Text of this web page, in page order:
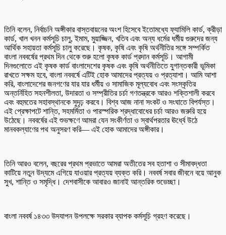
তিনি বলেন, নির্বাচনি অঙ্গীকার বাস্তবায়নের অংশ হিসেবে ইতোমধ্যে ফ্যামিলি কার্ড, ক্রীড়া
কার্ড, খাল খনন কর্মসূচি চালু, ইমাম, মুয়াজ্জিন, খতিব এবং অন্য ধর্মের ধর্মীয় গুরুদের জন্য
আর্থিক সহায়তা কর্মসূচি চালু করেছে। কৃষক, কৃষি এবং কৃষি অর্থনীতির সঙ্গে সম্পর্কিত
বাংলা নববর্ষের প্রথম দিন থেকে শুরু হলো কৃষক কার্ড প্রদান কর্মসূচি। আগামী
দিনগুলোতে এই কৃষক কার্ড বাংলাদেশের কৃষক এবং কৃষি অর্থনীতিতে যুগান্তকারী ভূমিকা
রাখতে সক্ষম হবে, বাংলা নববর্ষে এটিই হোক আমাদের প্রত্যয় ও প্রত্যাশা। আমি আশা
করি, বাংলাদেশের জনগণের যার যার ধর্মীয় ও সামাজিক মূল্যবোধ এবং সংস্কৃতির
অন্তর্নিহিত সহনশীলতা, উদারতা ও সম্প্রীতির চর্চা গণতন্ত্রকে আরও শক্তিশালী করবে
এবং বহুমতের সহাবস্থানকে সুদৃঢ় করবে। বিশ্ব আজ নানা সংকট ও সংঘাতে বিপর্যস্ত।
এই প্রেক্ষাপটে শান্তি, সহমর্মিতা ও পারস্পরিক শ্রদ্ধাবোধের চর্চা আরও জরুরি হয়ে
উঠেছে। নববর্ষের এই শুভক্ষণে আমরা যেন সংকীর্ণতা ও স্বার্থপরতার ঊর্ধ্বে উঠে
মানবকল্যাণের পথ অনুসরণ করি— এই হোক আমাদের অঙ্গীকার।
তিনি আরও বলেন, বছরের প্রথম প্রভাতে আমরা অতীতের সব হতাশা ও সীমাবদ্ধতা
কাটিয়ে নতুন উদ্যমে এগিয়ে যাওয়ার প্রত্যয় ব্যক্ত করি। নববর্ষ সবার জীবনে বয়ে আনুক
সুখ, শান্তি ও সমৃদ্ধি। দেশবাসীকে আবারও জানাই আন্তরিক শুভেচ্ছা।
বাংলা নববর্ষ ১৪৩৩ উদযাপন উপলক্ষে সরকার ব্যাপক কর্মসূচি গ্রহণ করেছে।